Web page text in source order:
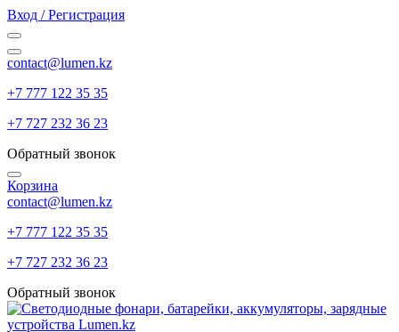
Вход / Регистрация
contact@lumen.kz
+7 777 122 35 35
+7 727 232 36 23
Обратный звонок
Корзина
contact@lumen.kz
+7 777 122 35 35
+7 727 232 36 23
Обратный звонок